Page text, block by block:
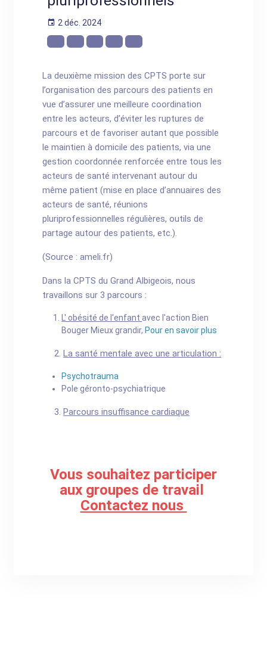
2 déc. 2024
La deuxième mission des CPTS porte sur
l’organisation des parcours des patients en
vue d’assurer une meilleure coordination
entre les acteurs, d’éviter les ruptures de
parcours et de favoriser autant que possible
le maintien à domicile des patients, via une
gestion coordonnée renforcée entre tous les
acteurs de santé intervenant autour du
même patient (mise en place d’annuaires des
acteurs de santé, réunions
pluriprofessionnelles régulières, outils de
partage autour des patients, etc.).
(Source : ameli.fr)
Dans la CPTS du Grand Albigeois, nous
travaillons sur 3 parcours :
L' obésité de l'enfant avec l'action Bien
Bouger Mieux grandir,Pour en savoir plus
2.La santé mentale avec une articulation :
Psychotrauma
Pole géronto-psychiatrique
3.Parcours insuffisance cardiaque
Vous souhaitez participer
aux groupes de travail
Contactez nous